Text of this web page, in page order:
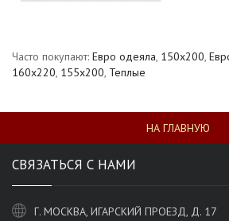
Часто покупают: Евро одеяла, 150х200,
160x220, 155х200, Теплые
НА ГЛАВНУЮ
СВЯЗАТЬСЯ С НАМИ
Г. МОСКВА, ИГАРСКИЙ ПРОЕЗД, Д. 17